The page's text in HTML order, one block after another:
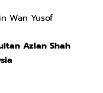
Wan Yusof
Azlan Shah